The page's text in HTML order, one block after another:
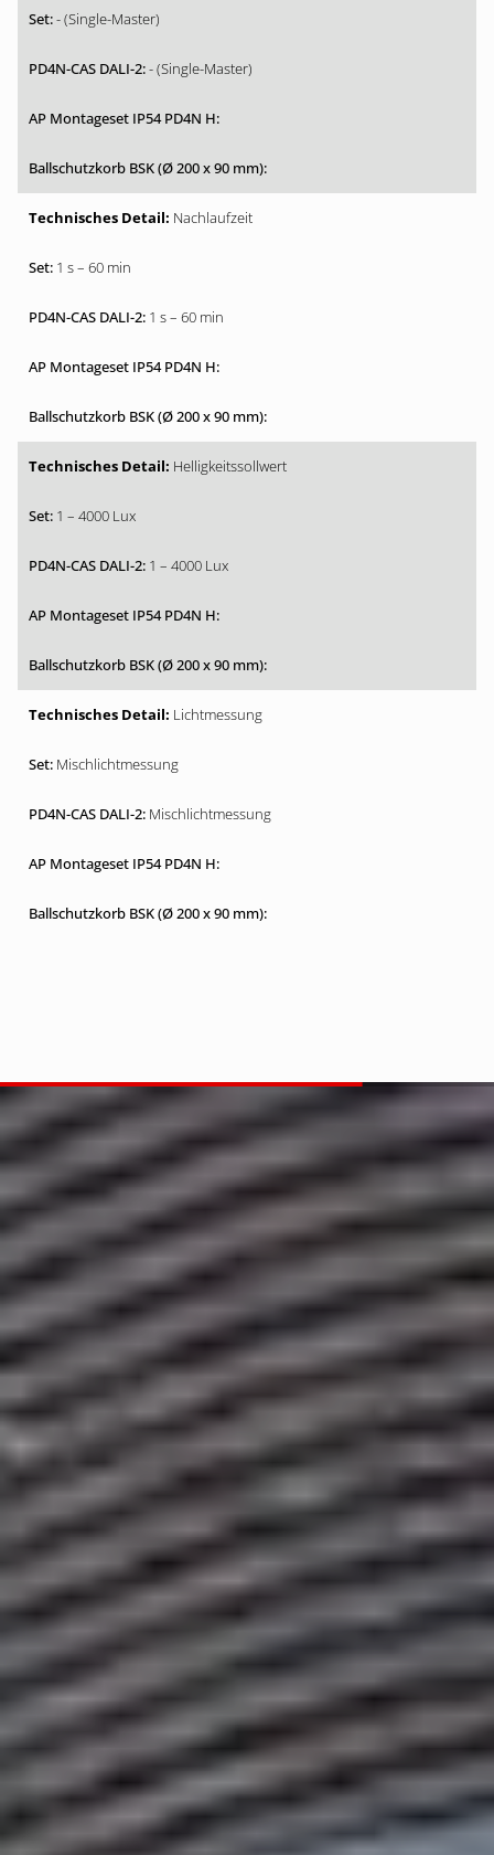
- (Single-Master)
- (Single-Master)
Nachlaufzeit
1 s – 60 min
1 s – 60 min
Helligkeitssollwert
1 – 4000 Lux
1 – 4000 Lux
Lichtmessung
Mischlichtmessung
Mischlichtmessung